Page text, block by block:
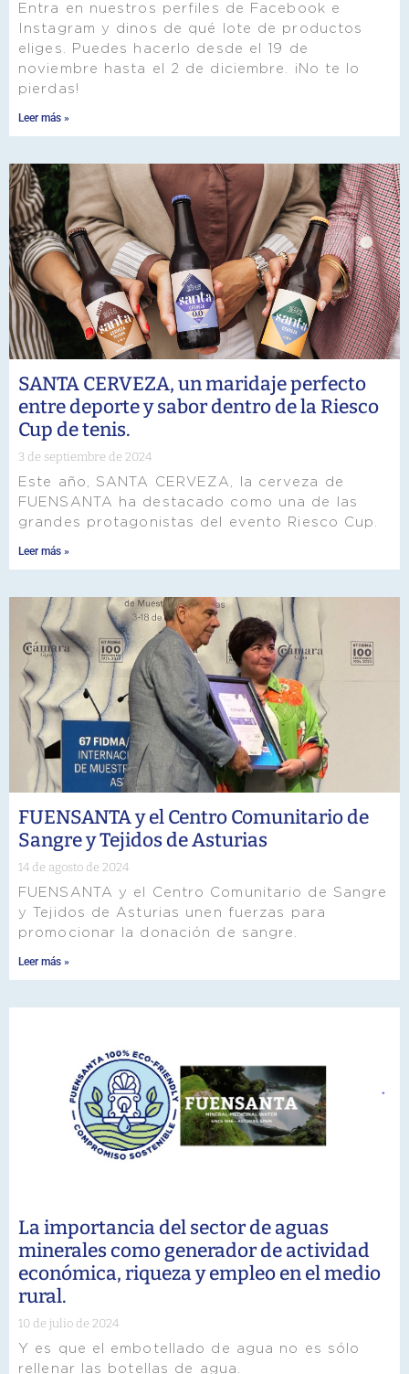
Entra en nuestros perfiles de Facebook e
Instagram y dinos de qué lote de productos
eliges. Puedes hacerlo desde el 19 de
noviembre hasta el 2 de diciembre. ¡No te lo
pierdas!
Leer más »
SANTA CERVEZA, un maridaje perfecto
entre deporte y sabor dentro de la Riesco
Cup de tenis.
3 de septiembre de 2024
Este año, SANTA CERVEZA, la cerveza de
FUENSANTA ha destacado como una de las
grandes protagonistas del evento Riesco Cup.
Leer más »
FUENSANTA y el Centro Comunitario de
Sangre y Tejidos de Asturias
14 de agosto de 2024
FUENSANTA y el Centro Comunitario de Sangre
y Tejidos de Asturias unen fuerzas para
promocionar la donación de sangre.
Leer más »
La importancia del sector de aguas
minerales como generador de actividad
económica, riqueza y empleo en el medio
rural.
10 de julio de 2024
Y es que el embotellado de agua no es sólo
rellenar las botellas de agua.